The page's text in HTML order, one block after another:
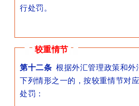
行处罚。
较重情节
第十二条 根据外汇管理政策和外
下列情形之一的，按较重情节对
处罚：